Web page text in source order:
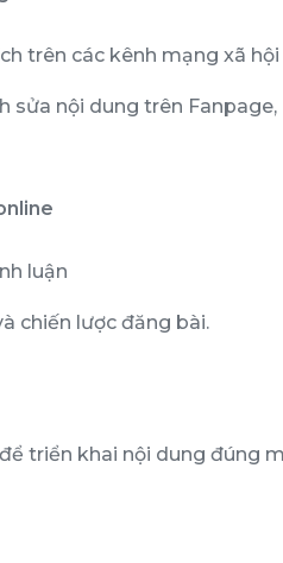
trên các kênh mạng xã
sửa nội dung trên
luận
chiến lược đăng bài.
triển khai nội dung đúng